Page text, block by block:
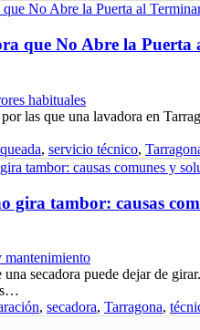
que No Abre la Puerta
habituales
las que una lavadora en
, servicio técnico,
gira tambor: causas
mantenimiento
una secadora puede dejar de
, secadora, Tarragona,